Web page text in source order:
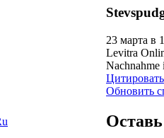
23 марта в
Levitra
Цитировать
Обновить